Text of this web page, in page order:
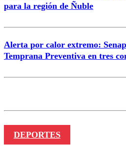
para la región de Ñuble
Alerta por calor extremo:
Temprana Preventiva en tres
DEPORTES